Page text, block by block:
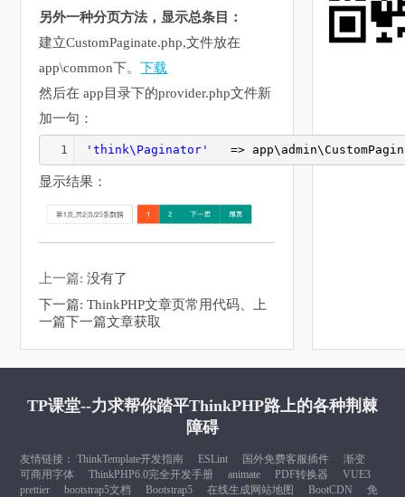
另外一种分页方法，显示总条目：
建立CustomPaginate.php,文件放在
app\common下。下载
然后在 app目录下的provider.php文件新
加一句：
1 'think\Paginator' =>
显示结果：
上一篇:没有了
下一篇:ThinkPHP文章页常用代码、上
一篇下一篇文章获取
TP课堂--力求帮你踏平ThinkPHP路上的各种荆棘
障碍
友情链接：ThinkTemplate开发指南 ESLint 国外免费客服插件
渐变
可商用字体
ThinkPHP6.0完全开发手册 animate PDF转换器
VUE3
prettier
bootstrap5文档 Bootstrap5 在线生成网站地图 BootCDN
免